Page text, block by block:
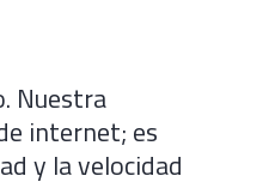
Nuestra
internet; es
y la velocidad